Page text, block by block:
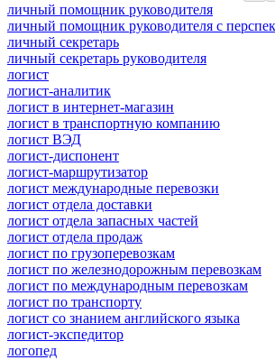
личный помощник руководителя
личный помощник руководителя с
личный секретарь
личный секретарь руководителя
логист
логист-аналитик
логист в интернет-магазин
логист в транспортную компанию
логист ВЭД
логист-диспонент
логист-маршрутизатор
логист международные перевозки
логист отдела доставки
логист отдела запасных частей
логист отдела продаж
логист по грузоперевозкам
логист по железнодорожным перевозкам
логист по международным перевозкам
логист по транспорту
логист со знанием английского языка
логист-экспедитор
логопед